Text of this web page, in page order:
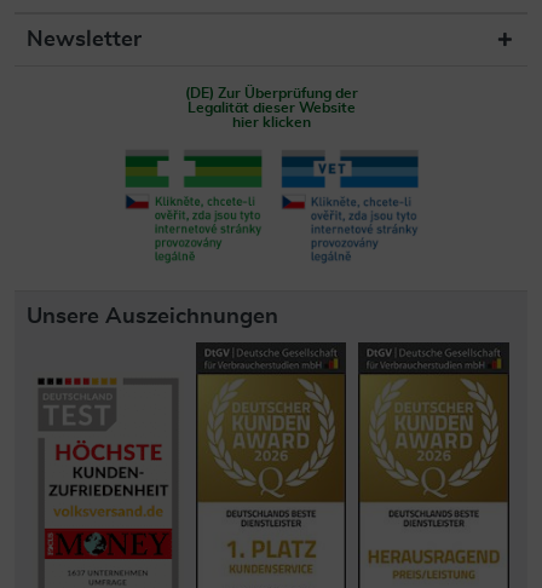
Newsletter
(DE) Zur Überprüfung der
Legalität dieser Website
hier klicken
Unsere Auszeichnungen